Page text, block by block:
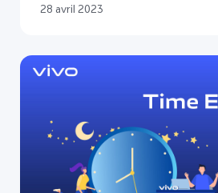
28 avril 2023